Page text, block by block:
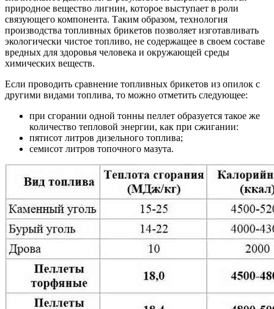
природное вещество лигнин, которое выступает в роли
связующего компонента. Таким образом, технология
производства топливных брикетов позволяет изготавливать
экологически чистое топливо, не содержащее в своем составе
вредных для здоровья человека и окружающей среды
химических веществ.
Если проводить сравнение топливных брикетов из опилок с
другими видами топлива, то можно отметить следующее:
при сгорании одной тонны пеллет образуется такое же
количество тепловой энергии, как при сжигании:
пятисот литров дизельного топлива;
семисот литров топочного мазута.